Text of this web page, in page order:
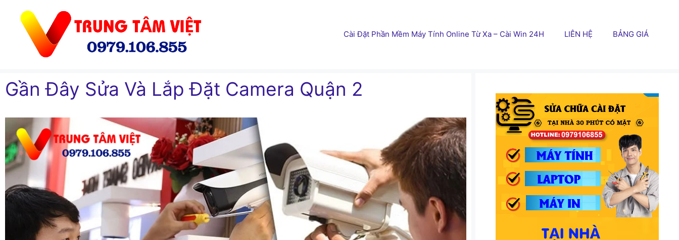
Cài Đặt Phần Mềm Máy Tính Online Từ Xa – Cài Win 24H LIÊN HỆ BẢNG GIÁ
Gần Đây Sửa Và Lắp Đặt Camera Quận 2